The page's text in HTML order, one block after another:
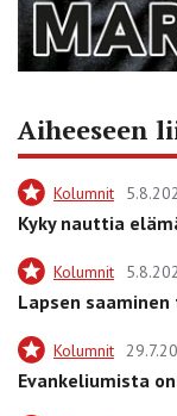
Aiheeseen
Kolumnit
Kyky nauttia
Kolumnit
Lapsen
Kolumnit
Evankeliumista